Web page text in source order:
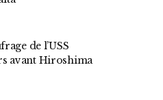
de l’USS
avant Hiroshima